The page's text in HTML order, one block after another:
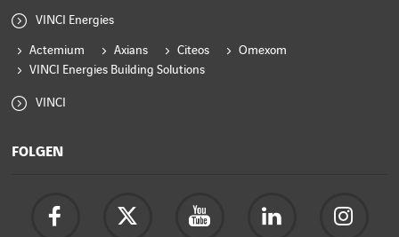
VINCI Energies
Actemium Axians Citeos
Omexom
VINCI Energies Building Solutions
VINCI
FOLGEN